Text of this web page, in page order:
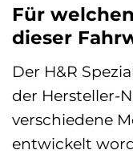
Für
dieser
Der H&R
der Hersteller-
verschiedene
entwickelt